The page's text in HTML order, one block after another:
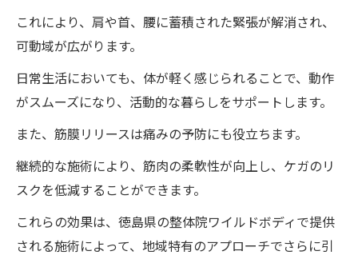
これにより、肩や首、腰に蓄積された緊張が解消され、
可動域が広がります。
日常生活においても、体が軽く感じられることで、動作
がスムーズになり、活動的な暮らしをサポートします。
また、筋膜リリースは痛みの予防にも役立ちます。
継続的な施術により、筋肉の柔軟性が向上し、ケガのリ
スクを低減することができます。
これらの効果は、徳島県の整体院ワイルドボディで提供
される施術によって、地域特有のアプローチでさらに引